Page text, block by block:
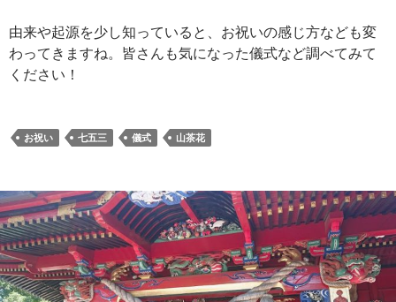
由来や起源を少し知っていると、お祝いの感じ方なども変
わってきますね。皆さんも気になった儀式など調べてみて
ください！
お祝い 七五三 儀式 山茶花